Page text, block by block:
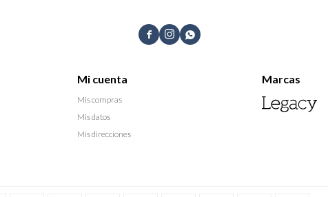
  
Mi cuenta
Mis compras
Mis datos
Mis direcciones
Marcas